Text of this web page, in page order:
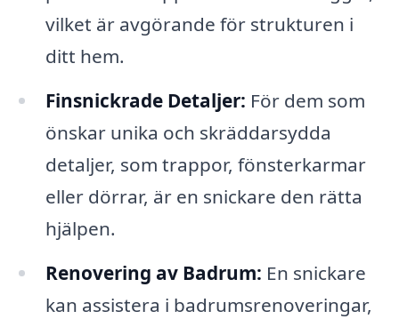
vilket är avgörande för strukturen i
ditt hem.
Finsnickrade Detaljer: För dem som
önskar unika och skräddarsydda
detaljer, som trappor, fönsterkarmar
eller dörrar, är en snickare den rätta
hjälpen.
Renovering av Badrum: En snickare
kan assistera i badrumsrenoveringar,